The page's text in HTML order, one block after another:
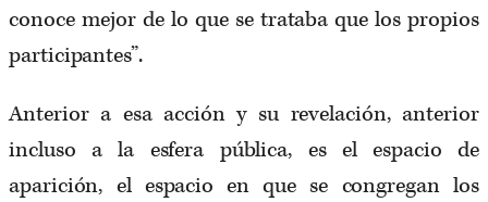
conoce mejor de lo que se trataba que los propios
participantes”.
Anterior a esa acción y su revelación, anterior
incluso a la esfera pública, es el espacio de
aparición, el espacio en que se congregan los